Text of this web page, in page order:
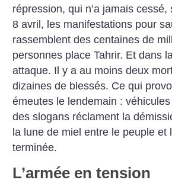
répression, qui n’a jamais cessé,
8 avril, les manifestations pour
rassemblent des centaines de
personnes place Tahrir. Et dans
attaque. Il y a au moins deux
dizaines de blessés. Ce qui
émeutes le lendemain :
des slogans réclament la
la lune de miel entre le peuple et
terminée.
L’armée en tension